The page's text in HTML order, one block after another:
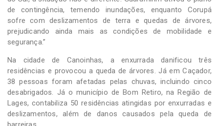
de contingência, temendo inundações, enquanto Corupá
sofre com deslizamentos de terra e quedas de árvores,
prejudicando ainda mais as condições de mobilidade e
segurança.”
Na cidade de Canoinhas, a enxurrada danificou três
residências e provocou a queda de árvores. Já em Caçador,
38 pessoas foram afetadas pelas chuvas, incluindo cinco
desabrigados. Já o município de Bom Retiro, na Região de
Lages, contabiliza 50 residências atingidas por enxurradas e
deslizamentos, além de danos causados pela queda de